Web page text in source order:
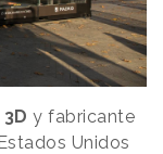
3D y fabricante
Unidos